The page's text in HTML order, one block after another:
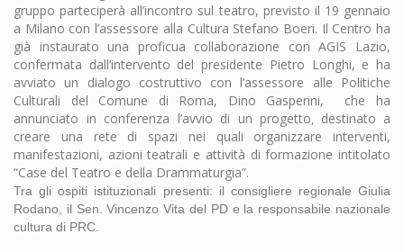
gruppo parteciperà all’incontro sul teatro, previsto il 19 gennaio
a Milano con l’assessore alla Cultura Stefano Boeri. Il Centro ha
già instaurato una proficua collaborazione con AGIS Lazio,
confermata dall’intervento del presidente Pietro Longhi, e ha
avviato un dialogo costruttivo con l’assessore alle Politiche
Culturali del Comune di Roma, Dino Gasperini, che ha
annunciato in conferenza l’avvio di un progetto, destinato a
creare una rete di spazi nei quali organizzare interventi,
manifestazioni, azioni teatrali e attività di formazione intitolato
“Case del Teatro e della Drammaturgia”.
Tra gli ospiti istituzionali presenti: il consigliere regionale Giulia
Rodano, il Sen. Vincenzo Vita del PD e la responsabile nazionale
cultura di PRC.